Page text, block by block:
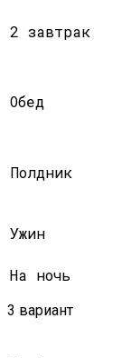
2 завтрак
Обед
Полдник
Ужин
На ночь
3 вариант